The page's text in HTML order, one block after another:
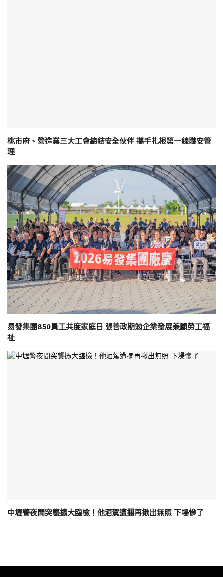
桃市府、營造業三大工會締結安全伙伴 攜手扎根第一線職安管
理
易發集團850員工共度家庭日 張善政期勉企業發展兼顧勞工福
祉
中壢警夜間突襲擴大臨檢！他酒駕遭攔再揪出無照 下場慘了